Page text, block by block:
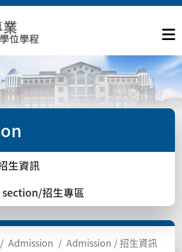
生資訊
招生專區
Admission Admission / 招生資訊